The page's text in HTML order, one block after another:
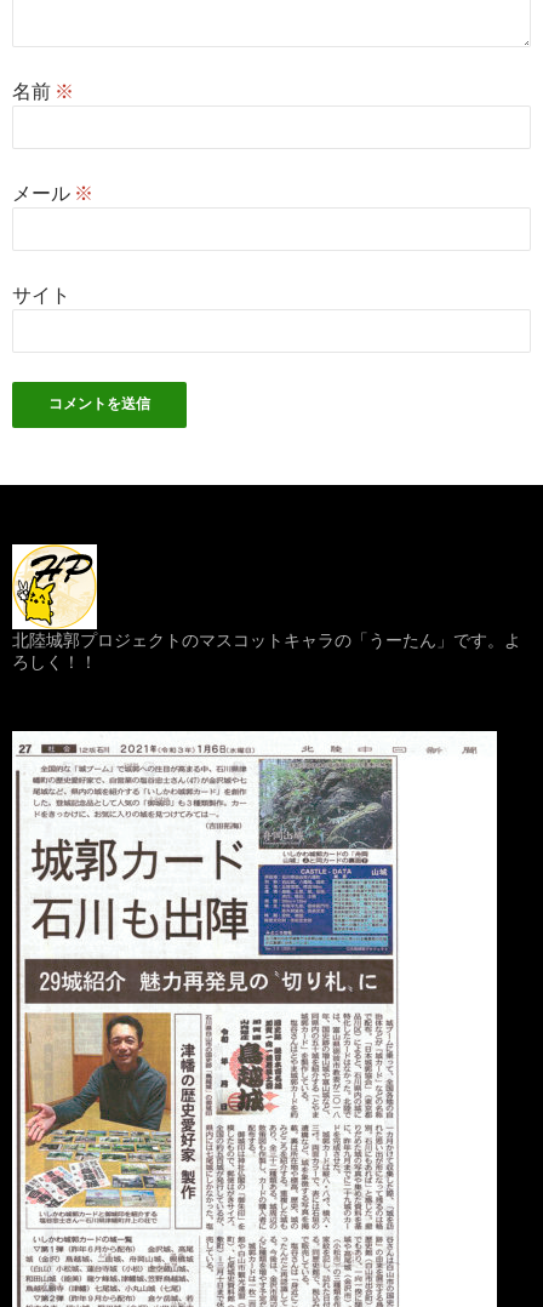
名前 ※
メール ※
サイト
北陸城郭プロジェクトのマスコットキャラの「うーたん」です。よ
ろしく！！